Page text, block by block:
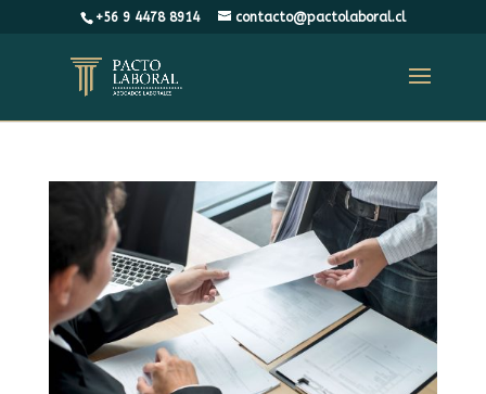
+56 9 4478 8914 contacto@pactolaboral.cl